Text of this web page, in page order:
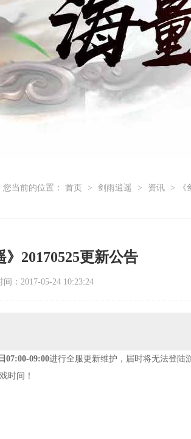
您当前的位置： 首页 > 剑雨逍遥 > 资讯 >
》20170525更新公告
间：2017-05-24 10:23:24
日 07:00-09:00进行全服更新维护，届时将无法登陆
时间！